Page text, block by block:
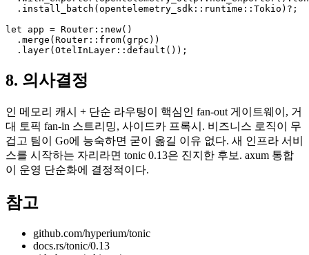
  .install_batch(opentelemetry_sdk::runtime::Tokio)?;
let app = Router::new()
  .merge(Router::from(grpc))
  .layer(OtelInLayer::default());
8. 의사결정
인 메모리 캐시 + 단순 라우팅이 핵심인 fan-out 게이트웨이, 거
대 토픽 fan-in 스트리밍, 사이드카 프록시. 비즈니스 로직이 무
겁고 팀이 Go에 능숙하면 굳이 옮길 이유 없다. 새 인프라 서비
스를 시작하는 자리라면 tonic 0.13은 진지한 후보. axum 통합
이 운영 단순화에 결정적이다.
참고
github.com/hyperium/tonic
docs.rs/tonic/0.13